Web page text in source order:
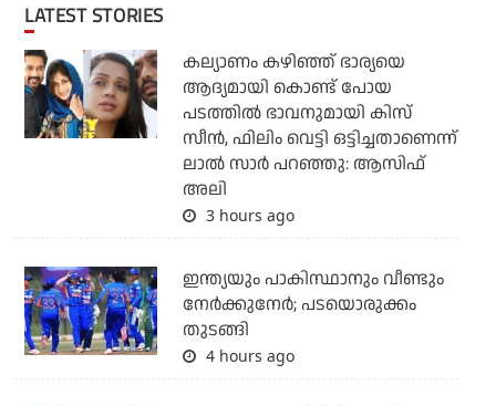
LATEST STORIES
കല്യാണം കഴിഞ്ഞ് ഭാര്യയെ
ആദ്യമായി കൊണ്ട് പോയ
പടത്തില്‍ ഭാവനുമായി കിസ്
സീന്‍, ഫിലിം വെട്ടി ഒട്ടിച്ചതാണെന്ന്
ലാല്‍ സാര്‍ പറഞ്ഞു: ആസിഫ്
അലി
3 hours ago
ഇന്ത്യയും പാകിസ്ഥാനും വീണ്ടും
നേര്‍ക്കുനേര്‍; പടയൊരുക്കം
തുടങ്ങി
4 hours ago